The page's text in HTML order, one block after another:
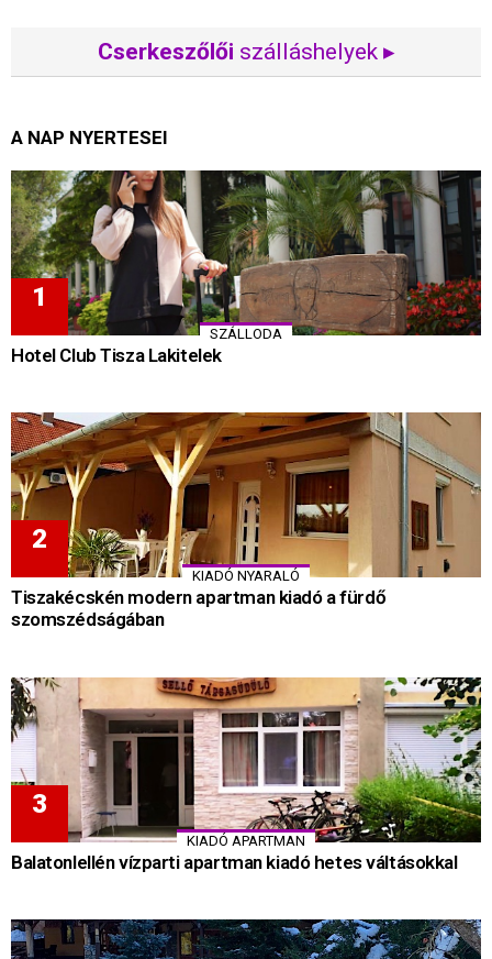
Cserkeszőlői szálláshelyek ▸
A NAP NYERTESEI
SZÁLLODA
Hotel Club Tisza Lakitelek
KIADÓ NYARALÓ
Tiszakécskén modern apartman kiadó a fürdő
szomszédságában
KIADÓ APARTMAN
Balatonlellén vízparti apartman kiadó hetes váltásokkal